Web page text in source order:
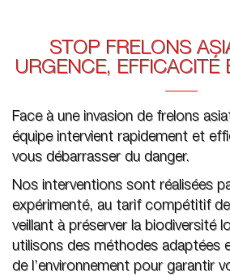
STOP FRELONS
URGENCE, EFFICACITÉ
Face à une invasion de frelons
équipe intervient rapidement et
vous débarrasser du danger.
Nos interventions sont réalisées
expérimenté, au tarif compétitif
veillant à préserver la biodiversité
utilisons des méthodes adaptées
de l’environnement pour garantir